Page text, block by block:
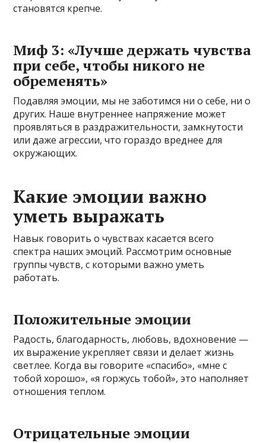
становятся крепче.
Миф 3: «Лучше держать чувства
при себе, чтобы никого не
обременять»
Подавляя эмоции, мы не заботимся ни о себе, ни о
других. Наше внутреннее напряжение может
проявляться в раздражительности, замкнутости
или даже агрессии, что гораздо вреднее для
окружающих.
Какие эмоции важно
уметь выражать
Навык говорить о чувствах касается всего
спектра наших эмоций. Рассмотрим основные
группы чувств, с которыми важно уметь
работать.
Положительные эмоции
Радость, благодарность, любовь, вдохновение —
их выражение укрепляет связи и делает жизнь
светлее. Когда вы говорите «спасибо», «мне с
тобой хорошо», «я горжусь тобой», это наполняет
отношения теплом.
Отрицательные эмоции